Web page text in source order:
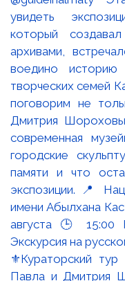
⚜️Кураторский
Павла и Дмитрия